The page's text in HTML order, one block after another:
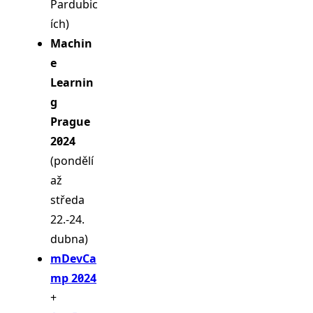
Pardubic
ích)
Machin
e
Learnin
g
Prague
2024
(pondělí
až
středa
22.-24.
dubna)
mDevCa
mp 2024
+